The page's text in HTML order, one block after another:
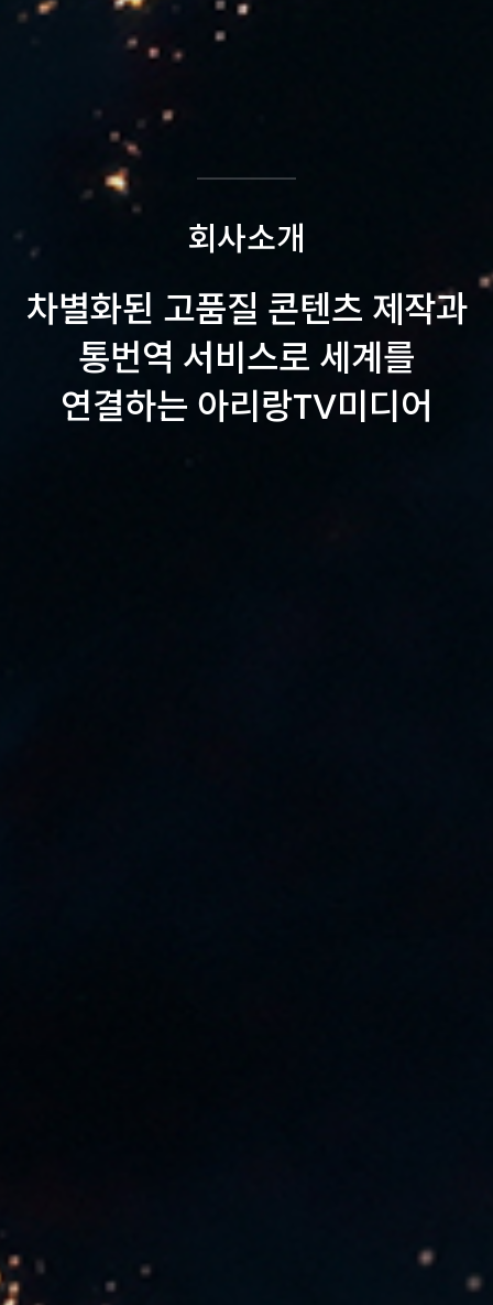
회사소개
차별화된 고품질 콘텐츠 제작과
통번역 서비스로 세계를
연결하는 아리랑TV미디어